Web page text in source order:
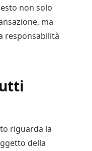
non solo
ma
responsabilità
riguarda la
della